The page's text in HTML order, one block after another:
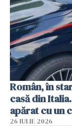
Român, în
casă din
apărat cu un
26 IULIE 2026